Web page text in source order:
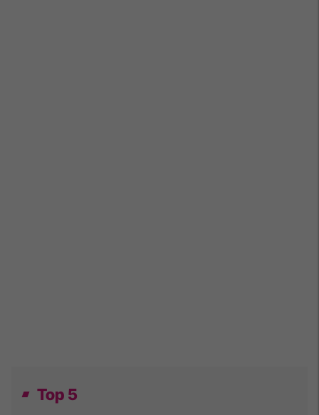
Top 5